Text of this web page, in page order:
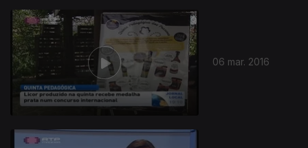
06 mar. 2016